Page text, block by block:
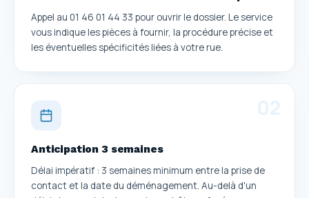
Appel au 01 46 01 44 33 pour ouvrir le dossier. Le service
vous indique les pièces à fournir, la procédure précise et
les éventuelles spécificités liées à votre rue.
Anticipation 3 semaines
Délai impératif : 3 semaines minimum entre la prise de
contact et la date du déménagement. Au-delà d'un